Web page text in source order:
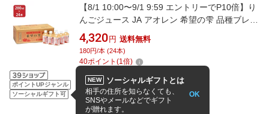
ポイントUPジャンル
ソーシャルギフト可
【8/1 10:00〜9/1 9:59 エントリーでP10倍】り
んごジュース JA アオレン 希望の雫 品種ブレン
ド PET 280ml 24本 林檎 リンゴ 果汁100％ ジ
ュース 送料無料 青森県産りんご 取り寄せ商品
4,320 円 送料無料
180円/本 (24本)
40ポイント (1倍)
24本
4.71(31件)
8/7 7:00までの注文で最短8/8お届け
NEW ソーシャルギフトとは
相手の住所を知らなくても、
SNSやメールなどでギフト
が贈れます。
OK